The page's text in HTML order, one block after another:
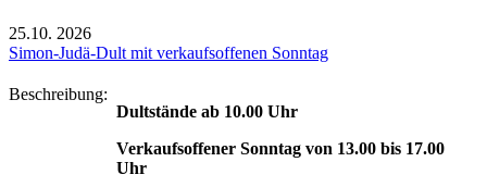
25.10. 2026
Simon-Judä-Dult mit verkaufsoffenen Sonntag
Beschreibung:
Dultstände ab 10.00 Uhr
Verkaufsoffener Sonntag von 13.00 bis 17.00
Uhr